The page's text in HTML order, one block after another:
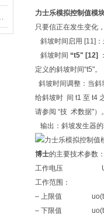
力士乐模拟控制值模
只要信正在发生变化
斜坡时间启用 [11]
斜坡时间 “t5" [12]
定义的斜坡时间“t5"
斜坡时间调整：当斜
给斜坡时 间 t1 至 t4
请参阅 “技 术数据"
输出：斜坡发生器
博士的主要技术参数
工作电压 Uo
工作范围：
– 上限值
– 下限值